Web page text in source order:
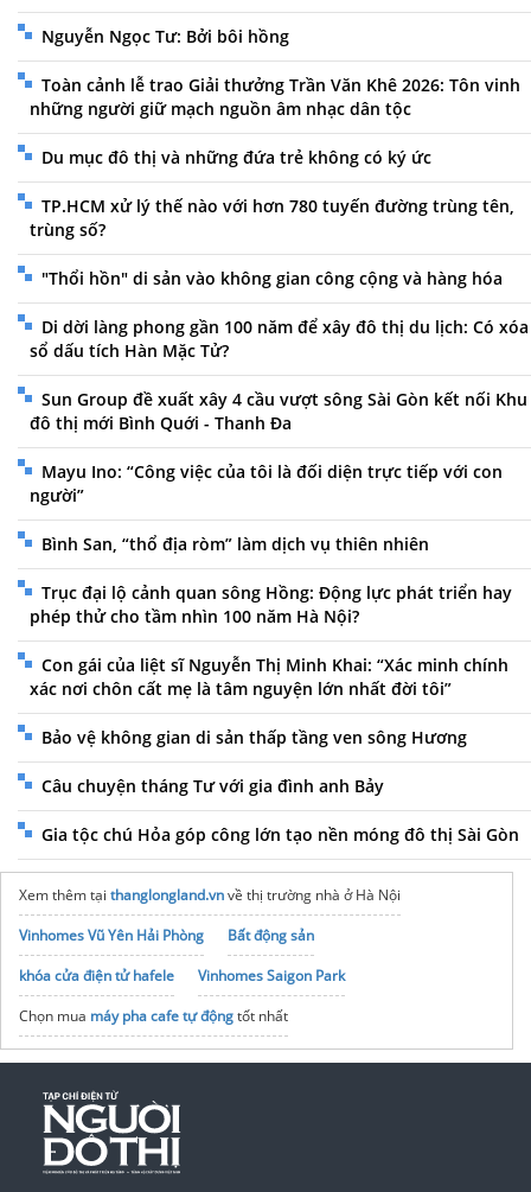
Nguyễn Ngọc Tư: Bởi bôi hồng
Toàn cảnh lễ trao Giải thưởng Trần Văn Khê 2026: Tôn vinh
những người giữ mạch nguồn âm nhạc dân tộc
Du mục đô thị và những đứa trẻ không có ký ức
TP.HCM xử lý thế nào với hơn 780 tuyến đường trùng tên,
trùng số?
"Thổi hồn" di sản vào không gian công cộng và hàng hóa
Di dời làng phong gần 100 năm để xây đô thị du lịch: Có xóa
sổ dấu tích Hàn Mặc Tử?
Sun Group đề xuất xây 4 cầu vượt sông Sài Gòn kết nối Khu
đô thị mới Bình Quới - Thanh Đa
Mayu Ino: “Công việc của tôi là đối diện trực tiếp với con
người”
Bình San, “thổ địa ròm” làm dịch vụ thiên nhiên
Trục đại lộ cảnh quan sông Hồng: Động lực phát triển hay
phép thử cho tầm nhìn 100 năm Hà Nội?
Con gái của liệt sĩ Nguyễn Thị Minh Khai: “Xác minh chính
xác nơi chôn cất mẹ là tâm nguyện lớn nhất đời tôi”
Bảo vệ không gian di sản thấp tầng ven sông Hương
Câu chuyện tháng Tư với gia đình anh Bảy
Gia tộc chú Hỏa góp công lớn tạo nền móng đô thị Sài Gòn
Xem thêm tại thanglongland.vnvề thị trường nhà ở Hà Nội
Vinhomes Vũ Yên Hải Phòng
Bất động sản
khóa cửa điện tử hafele
Vinhomes Saigon Park
Chọn mua máy pha cafe tự độngtốt nhất
noxh K Home Avenue Nhơn Trạch
Tập đoàn Bcons Group
giá gia vịDuraval
sửa máy rửa bát
Máy hút mùi âm tủ